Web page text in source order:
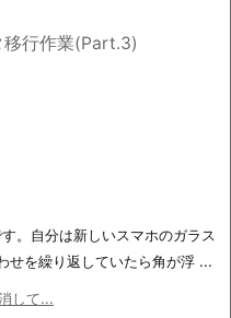
移行作業(Part.3)
。自分は新しいスマホのガラス
せを繰り返していたら角が浮 ...
して...